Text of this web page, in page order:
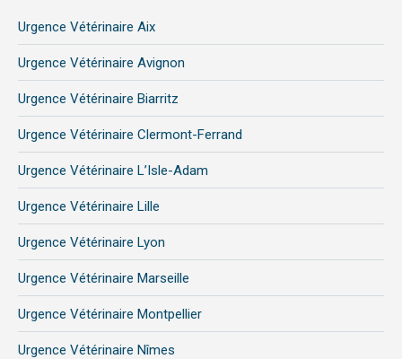
in
new
window
new new
Urgence Vétérinaire Aix
Urgence Vétérinaire Avignon
Urgence Vétérinaire Biarritz
Urgence Vétérinaire Clermont-Ferrand
Urgence Vétérinaire L’Isle-Adam
Urgence Vétérinaire Lille
Urgence Vétérinaire Lyon
Urgence Vétérinaire Marseille
Urgence Vétérinaire Montpellier
Urgence Vétérinaire Nîmes